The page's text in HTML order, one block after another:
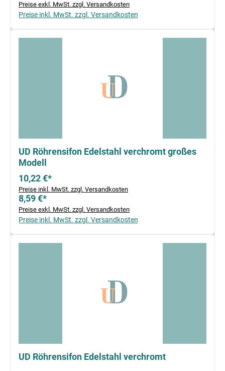
Preise exkl. MwSt. zzgl. Versandkosten
Preise inkl. MwSt. zzgl. Versandkosten
UD Röhrensifon Edelstahl verchromt großes
Modell
10,22 €*
Preise inkl. MwSt. zzgl. Versandkosten
8,59 €*
Preise exkl. MwSt. zzgl. Versandkosten
Preise inkl. MwSt. zzgl. Versandkosten
UD Röhrensifon Edelstahl verchromt